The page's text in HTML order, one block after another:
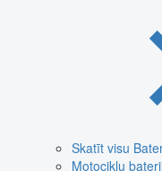
Skatīt visu
Motociklu